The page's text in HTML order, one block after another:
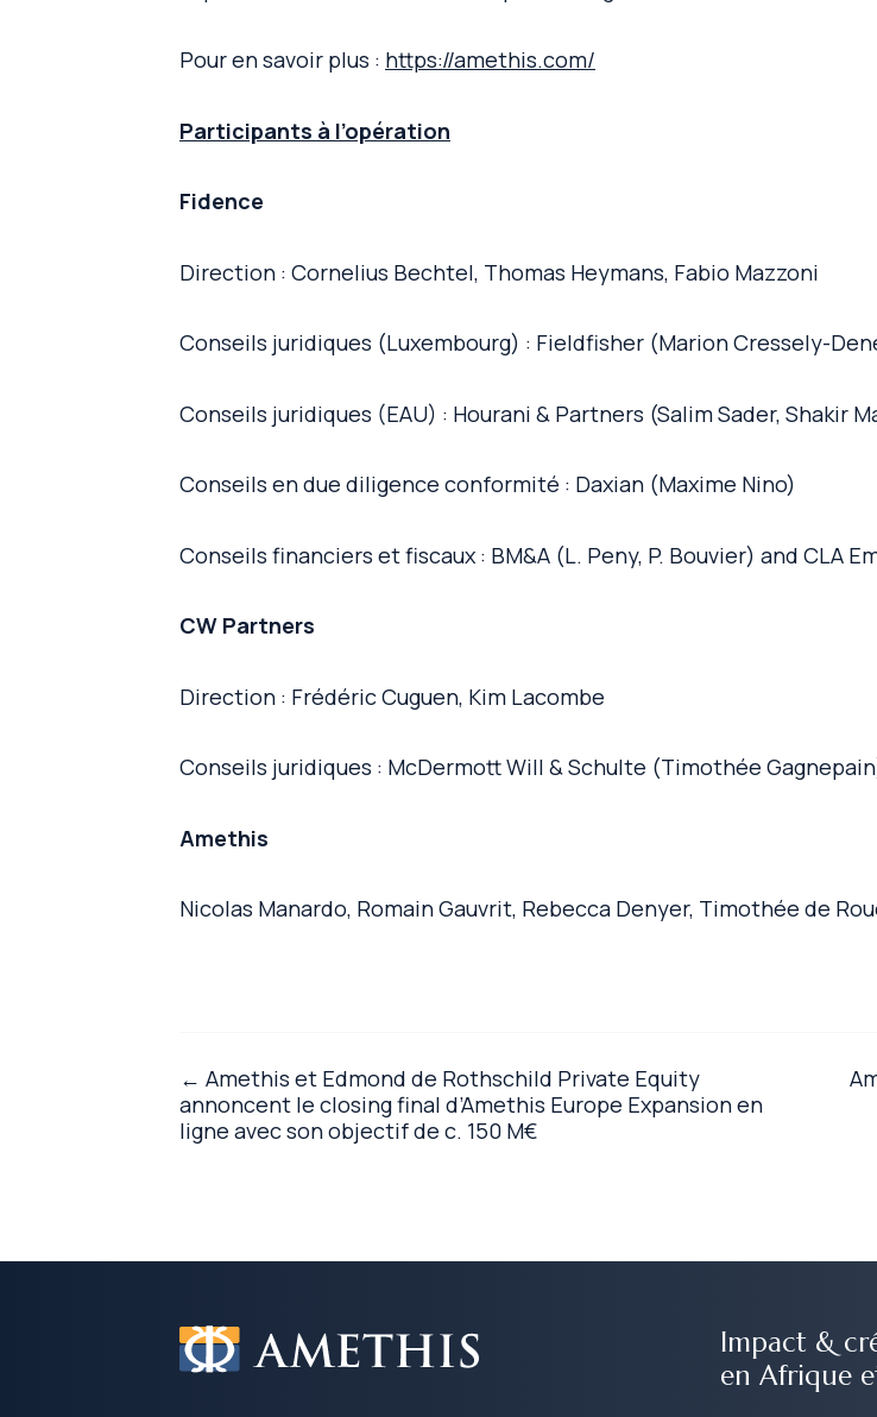
Pour en savoir plus : https://amethis.com/
Participants à l’opération
Fidence
Direction : Cornelius Bechtel, Thomas Heymans, Fabio Mazzoni
Conseils juridiques (Luxembourg) : Fieldfisher (Marion Cressely-
Conseils juridiques (EAU) : Hourani & Partners (Salim Sader, Shakir
Conseils en due diligence conformité : Daxian (Maxime Nino)
Conseils financiers et fiscaux : BM&A (L. Peny, P. Bouvier) and CLA
CW Partners
Direction : Frédéric Cuguen, Kim Lacombe
Conseils juridiques : McDermott Will & Schulte (Timothée
Amethis
Nicolas Manardo, Romain Gauvrit, Rebecca Denyer, Timothée de
← Amethis et Edmond de Rothschild Private Equity
annoncent le closing final d’Amethis Europe Expansion en
ligne avec son objectif de c. 150 M€
Impact &
en Afrique